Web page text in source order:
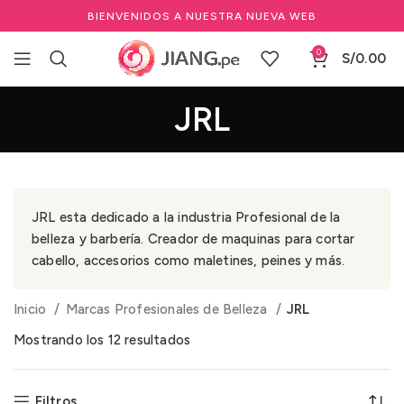
BIENVENIDOS A NUESTRA NUEVA WEB
0 S/0.00
JRL
JRL esta dedicado a la industria Profesional de la
belleza y barbería. Creador de maquinas para cortar
cabello, accesorios como maletines, peines y más.
Inicio Marcas Profesionales de Belleza
JRL
Mostrando los 12 resultados